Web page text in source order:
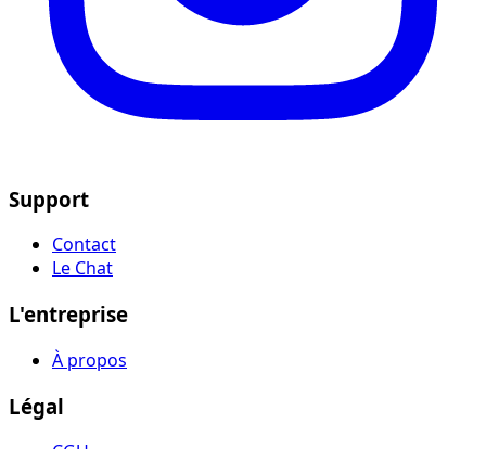
Support
Contact
Le Chat
L'entreprise
À propos
Légal